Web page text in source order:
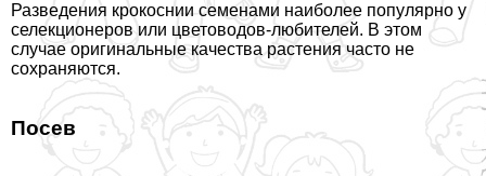
Разведения крокоснии семенами наиболее популярно у
селекционеров или цветоводов-любителей. В этом
случае оригинальные качества растения часто не
сохраняются.
Посев